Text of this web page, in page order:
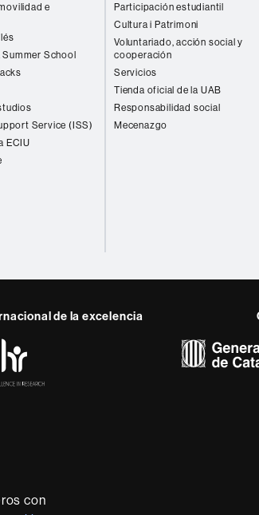
con
e
School
Service (ISS)
ECIU
Participación estudiantil
Cultura i Patrimoni
Voluntariado, acción social y
cooperación
Servicios
Tienda oficial de la UAB
Responsabilidad social
Mecenazgo
de la excelencia
de calidad y excelencia,
internacionalmente por la calidad y el